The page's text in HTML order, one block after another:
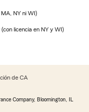
NY ni WI)
licencia en NY y WI)
de CA
Company, Bloomington, IL